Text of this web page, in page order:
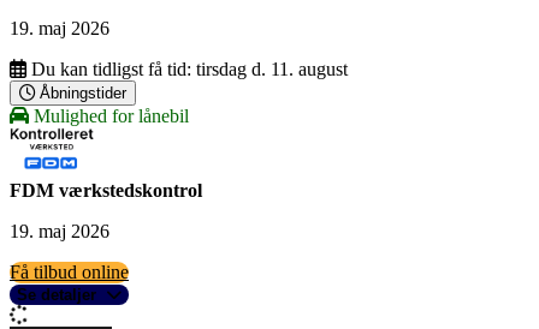
19. maj 2026
Du kan tidligst få tid: tirsdag d. 11. august
Åbningstider
Mulighed for lånebil
FDM værkstedskontrol
19. maj 2026
Få tilbud online
Se detaljer